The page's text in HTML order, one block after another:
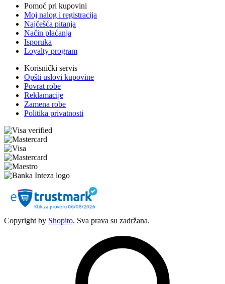
Pomoć pri kupovini
Moj nalog i registracija
Najčešća pitanja
Način plaćanja
Isporuka
Loyalty program
Korisnički servis
Opšti uslovi kupovine
Povrat robe
Reklamacije
Zamena robe
Politika privatnosti
Copyright by Shopito. Sva prava su zadržana.